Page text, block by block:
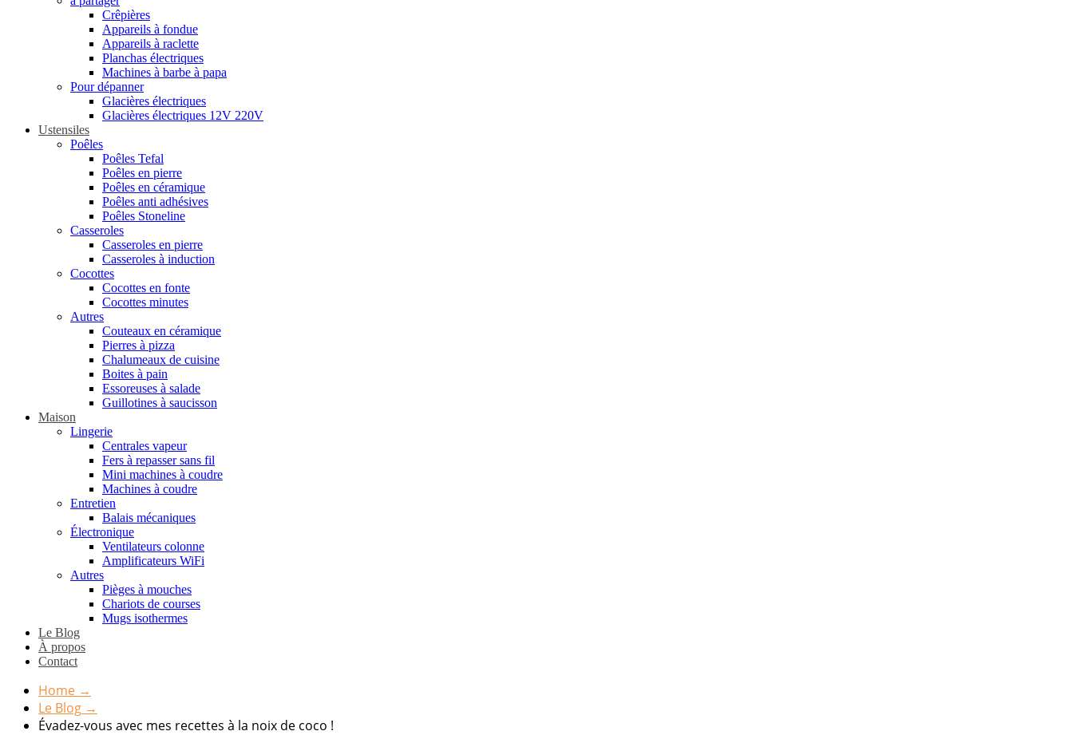
Crêpières
Appareils à fondue
Appareils à raclette
Planchas électriques
Machines à barbe à papa
Pour dépanner
Glacières électriques
Glacières électriques 12V 220V
Ustensiles
Poêles
Poêles Tefal
Poêles en pierre
Poêles en céramique
Poêles anti adhésives
Poêles Stoneline
Casseroles
Casseroles en pierre
Casseroles à induction
Cocottes
Cocottes en fonte
Cocottes minutes
Autres
Couteaux en céramique
Pierres à pizza
Chalumeaux de cuisine
Boites à pain
Essoreuses à salade
Guillotines à saucisson
Maison
Lingerie
Centrales vapeur
Fers à repasser sans fil
Mini machines à coudre
Machines à coudre
Entretien
Balais mécaniques
Électronique
Ventilateurs colonne
Amplificateurs WiFi
Autres
Pièges à mouches
Chariots de courses
Mugs isothermes
Le Blog
À propos
Contact
Home →
Le Blog →
Évadez-vous avec mes recettes à la noix de coco !